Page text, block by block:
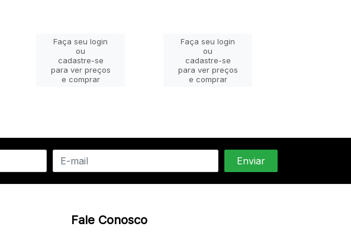
Faça seu login
ou
cadastre-se
para ver preços
e comprar
Faça seu login
ou
cadastre-se
para ver preços
e comprar
Fale Conosco